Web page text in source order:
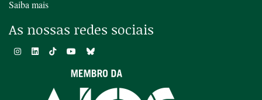
Saiba mais
As nossas redes sociais